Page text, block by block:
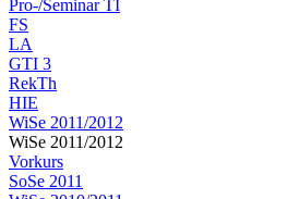
Pro-/Seminar TI
FS
LA
GTI 3
RekTh
HIE
WiSe 2011/2012
WiSe 2011/2012
Vorkurs
SoSe 2011